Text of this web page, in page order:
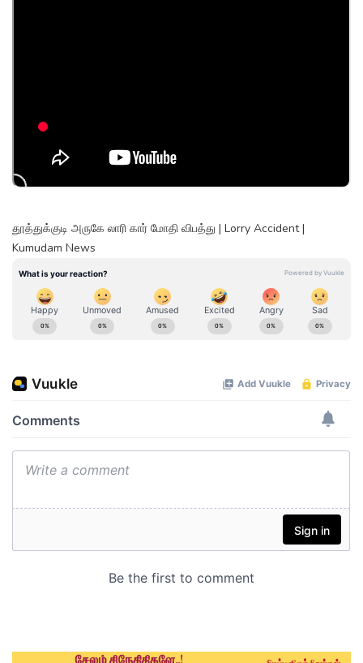
தூத்துக்குடி அருகே லாரி கார் மோதி விபத்து | Lorry Accident |
Kumudam News